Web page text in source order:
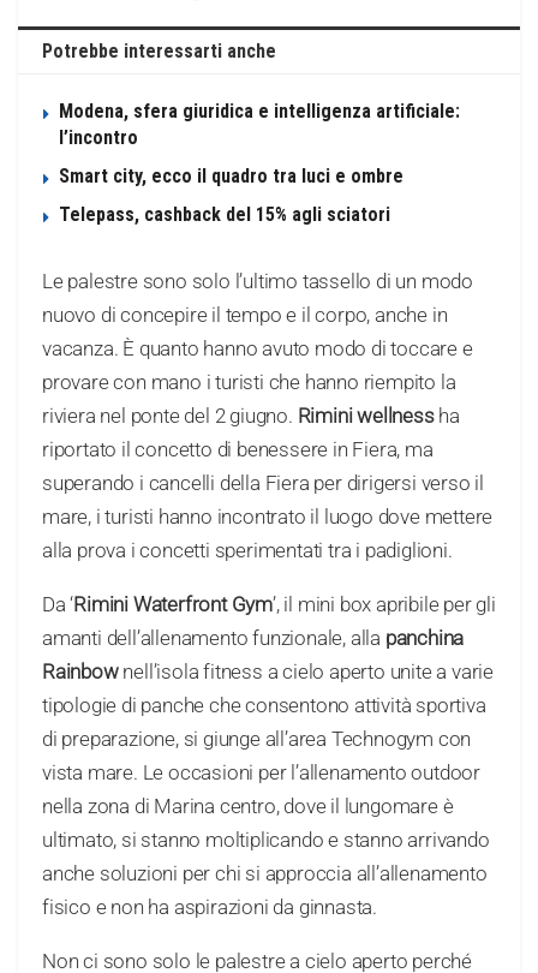
Potrebbe interessarti anche
Modena, sfera giuridica e intelligenza artificiale:
l’incontro
Smart city, ecco il quadro tra luci e ombre
Telepass, cashback del 15% agli sciatori
Le palestre sono solo l’ultimo tassello di un modo
nuovo di concepire il tempo e il corpo, anche in
vacanza. È quanto hanno avuto modo di toccare e
provare con mano i turisti che hanno riempito la
riviera nel ponte del 2 giugno. Rimini wellnessha
riportato il concetto di benessere in Fiera, ma
superando i cancelli della Fiera per dirigersi verso il
mare, i turisti hanno incontrato il luogo dove mettere
alla prova i concetti sperimentati tra i padiglioni.
Da ‘Rimini Waterfront Gym’, il mini box apribile per gli
amanti dell’allenamento funzionale, alla panchina
Rainbownell’isola fitness a cielo aperto unite a varie
tipologie di panche che consentono attività sportiva
di preparazione, si giunge all’area Technogym con
vista mare. Le occasioni per l’allenamento outdoor
nella zona di Marina centro, dove il lungomare è
ultimato, si stanno moltiplicando e stanno arrivando
anche soluzioni per chi si approccia all’allenamento
fisico e non ha aspirazioni da ginnasta.
Non ci sono solo le palestre a cielo aperto perché